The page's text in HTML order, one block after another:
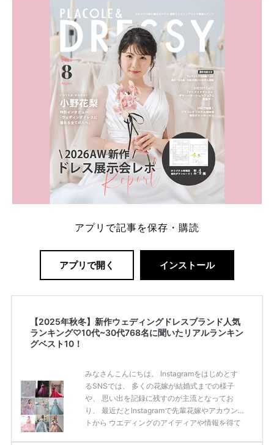
内容：特典金額・条件・応募方法・注意点 「どこが
一番お得？」「プラコレの特典は？」といった疑問も
解決します。 まずは診断で候補を絞れる「ウェディ
ング診断」か、体験型 […]
続きを読む
アプリで記事を保存・購読
アプリで開く インストール
【2025年秋冬】新作ウェディングドレスブランド人気
ランキング♡10代~30代768名に聞いたリアルランキン
グベスト10！
みなさんこんにちは。 Instagramをはじめとす
るSNSでは、 多くの花嫁が結婚式までの様子
や、 思い出を記録に残すのが主流となってお
り、 最近だとInstagramで先輩花嫁やアカウン
トから ウエディングのアイディアや情報を得て